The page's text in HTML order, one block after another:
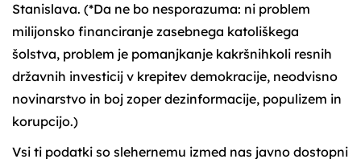
Stanislava. (*Da ne bo nesporazuma: ni problem
milijonsko financiranje zasebnega katoliškega
šolstva, problem je pomanjkanje kakršnihkoli resnih
državnih investicij v krepitev demokracije, neodvisno
novinarstvo in boj zoper dezinformacije, populizem in
korupcijo.)
Vsi ti podatki so slehernemu izmed nas javno dostopni